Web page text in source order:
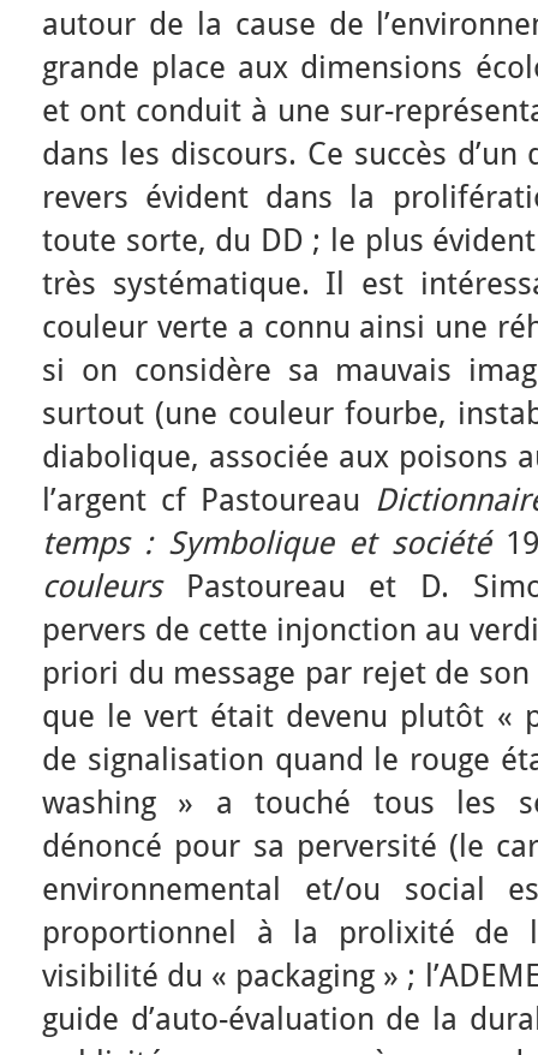
autour de la cause de
grande place aux dimensions
et ont conduit à une sur-
dans les discours. Ce succès
revers évident dans la
toute sorte, du DD ; le plus
très systématique. Il est
couleur verte a connu ainsi une
si on considère sa mauvais
surtout (une couleur fourbe,
diabolique, associée aux poisons
l’argent cf Pastoureau
temps : Symbolique et société
couleursPastoureau et D.
pervers de cette injonction au
priori du message par rejet de
que le vert était devenu plutôt «
de signalisation quand le rouge
washing » a touché tous les
dénoncé pour sa perversité (le
environnemental et/ou social
proportionnel à la prolixité de
visibilité du « packaging » ;
guide d’auto-évaluation de la